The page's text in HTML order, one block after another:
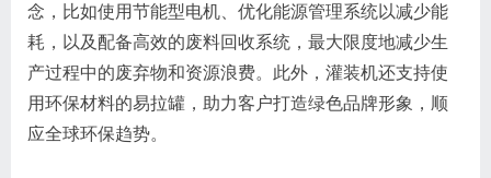
念，比如使用节能型电机、优化能源管理系统以减少能
耗，以及配备高效的废料回收系统，最大限度地减少生
产过程中的废弃物和资源浪费。此外，灌装机还支持使
用环保材料的易拉罐，助力客户打造绿色品牌形象，顺
应全球环保趋势。